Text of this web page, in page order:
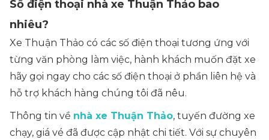
Số điện thoại nhà xe Thuận Thảo bao
nhiêu?
Xe Thuận Thảo có các số điện thoại tương ứng với
từng văn phòng làm việc, hành khách muốn đặt xe
hãy gọi ngay cho các số điện thoại ở phần liên hệ và
hỗ trợ khách hàng chúng tôi đã nêu.
Thông tin về nhà xe Thuận Thảo, tuyến đường xe
chạy, giá vé đã được cập nhật chi tiết. Với sự chuyên